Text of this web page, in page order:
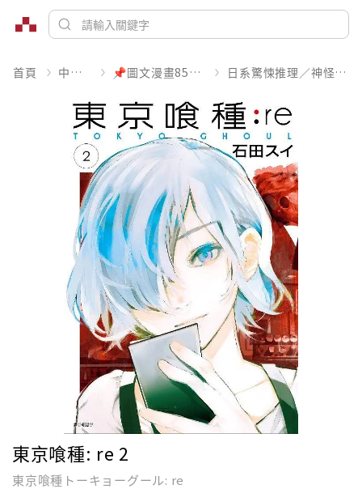
首頁 中文書 📌圖文漫畫85折起 日系驚悚推理／神怪靈異
東京喰種: re 2
東京喰種トーキョーグール: re